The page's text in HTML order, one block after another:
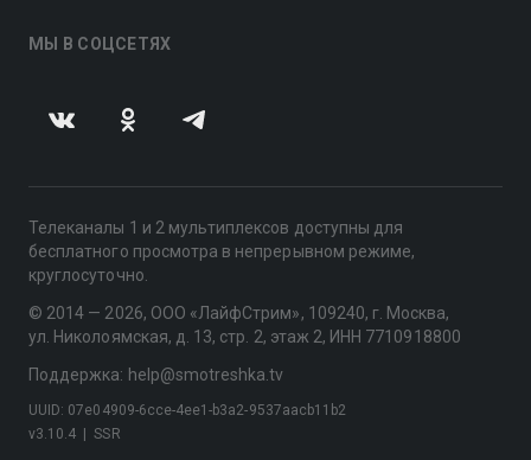
МЫ В СОЦСЕТЯХ
Телеканалы 1 и 2 мультиплексов доступны для
бесплатного просмотра в непрерывном режиме,
круглосуточно.
© 2014 — 2026, ООО «ЛайфСтрим», 109240, г. Москва,
ул. Николоямская, д. 13, стр. 2, этаж 2, ИНН 7710918800
Поддержка: help@smotreshka.tv
v3.10.4 SSR
UUID: 07e04909-6cce-4ee1-b3a2-9537aacb11b2